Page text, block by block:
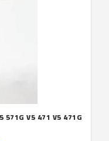
571G V5 471 V5 471G